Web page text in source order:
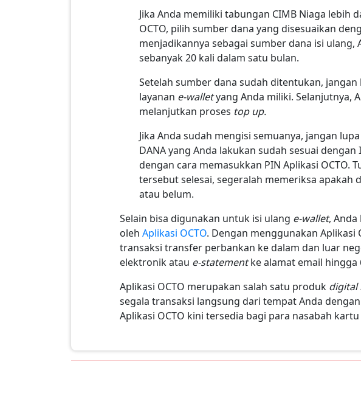
Jika Anda memiliki tabungan CIMB Niaga lebih
OCTO, pilih sumber dana yang disesuaikan
menjadikannya sebagai sumber dana isi
sebanyak 20 kali dalam satu bulan.
Setelah sumber dana sudah ditentukan,
layanan e-walletyang Anda miliki. Selanjutnya,
melanjutkan proses top up.
Jika Anda sudah mengisi semuanya, jangan
DANA yang Anda lakukan sudah sesuai
dengan cara memasukkan PIN Aplikasi OCTO.
tersebut selesai, segeralah memeriksa apakah
atau belum.
Selain bisa digunakan untuk isi ulang e-wallet,
oleh Aplikasi OCTO. Dengan menggunakan Aplikasi
transaksi transfer perbankan ke dalam dan luar
elektronik atau e-statementke alamat email hingga
Aplikasi OCTO merupakan salah satu produk digital
segala transaksi langsung dari tempat Anda
Aplikasi OCTO kini tersedia bagi para nasabah